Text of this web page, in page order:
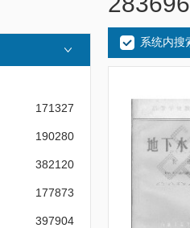
171327
190280
382120
177873
397904
系统内搜